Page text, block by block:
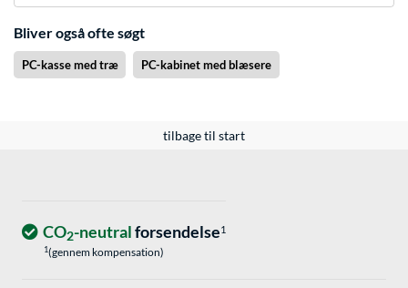
Bliver også ofte søgt
PC-kasse med træ PC-kabinet med blæsere
tilbage til start
CO2-neutralforsendelse1
1(gennem kompensation)